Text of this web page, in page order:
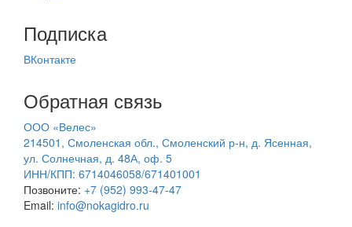
Подписка
ВКонтакте
Обратная связь
ООО «Велес»
214501, Смоленская обл., Смоленский р-н, д. Ясенная,
ул. Солнечная, д. 48А, оф. 5
ИНН/КПП: 6714046058/671401001
Позвоните: +7 (952) 993-47-47
Email: info@nokagidro.ru